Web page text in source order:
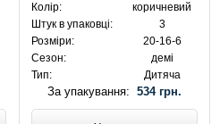
Колір:
коричневий
Штук в упаковці:
3
Розміри:
20-16-6
Сезон:
демі
Тип:
Дитяча
За упакування: 534 грн.